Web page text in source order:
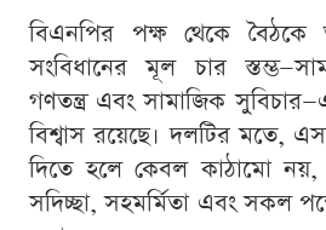
বিএনপির পক্ষ থেকে
সংবিধানের মূল চার
গণতন্ত্র এবং সামাজিক
বিশ্বাস রয়েছে। দলটির মতে,
দিতে হলে কেবল কাঠামো নয়,
সদিচ্ছা, সহমর্মিতা এবং সকল